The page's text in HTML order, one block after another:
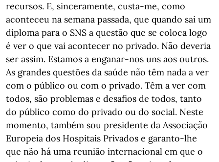
recursos. E, sinceramente, custa-me, como
aconteceu na semana passada, que quando sai um
diploma para o SNS a questão que se coloca logo
é ver o que vai acontecer no privado. Não deveria
ser assim. Estamos a enganar-nos uns aos outros.
As grandes questões da saúde não têm nada a ver
com o público ou com o privado. Têm a ver com
todos, são problemas e desafios de todos, tanto
do público como do privado ou do social. Neste
momento, também sou presidente da Associação
Europeia dos Hospitais Privados e garanto-lhe
que não há uma reunião internacional em que o